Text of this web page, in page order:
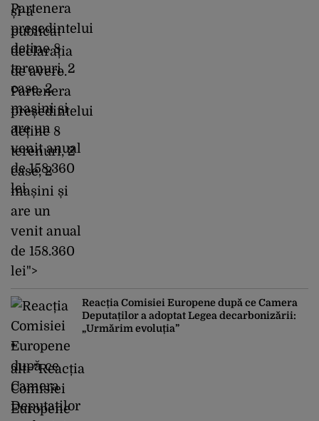
și-a
publicat
declarația
de avere.
Partenera
președintelui
deține 8
terenuri, 2
case, 2
mașini și
are un
venit anual
de 158.360
lei">
"
alt="Reacția
Comisiei
Europene
Reacția Comisiei Europene după ce Camera
Deputaților a adoptat Legea decarbonizării:
„Urmărim evoluția”